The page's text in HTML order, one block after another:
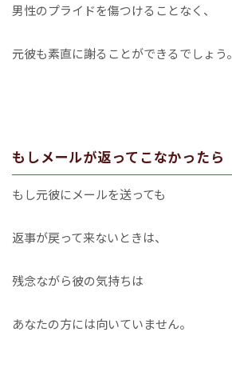
男性のプライドを傷つけることなく、
元彼も素直に謝ることができるでしょう。
もしメールが返ってこなかったら
もし元彼にメールを送っても
返事が戻って来ないときは、
残念ながら彼の気持ちは
あなたの方には向いていません。